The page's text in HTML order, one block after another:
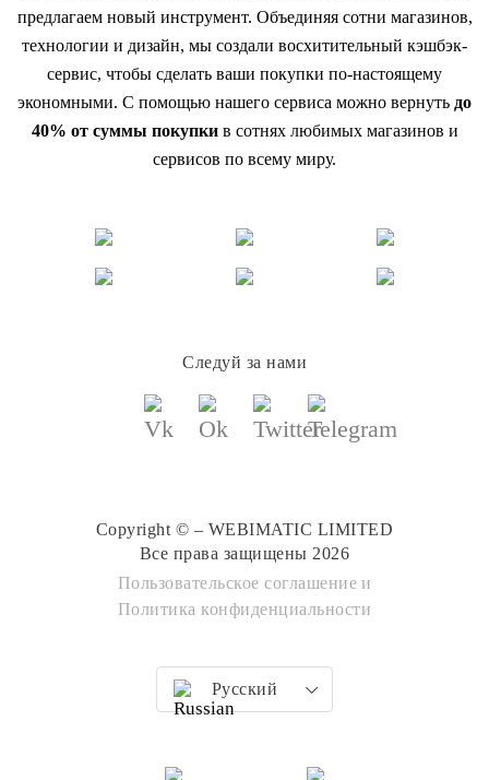
предлагаем новый инструмент. Объединяя сотни магазинов,
технологии и дизайн, мы создали восхитительный кэшбэк-
сервис, чтобы сделать ваши покупки по-настоящему
экономными. С помощью нашего сервиса можно вернуть до
40% от суммы покупкив сотнях любимых магазинов и
сервисов по всему миру.
Следуй за нами
Copyright © – WEBIMATIC LIMITED
Все права защищены 2026
Пользовательское соглашение и
Политика конфиденциальности
Русский